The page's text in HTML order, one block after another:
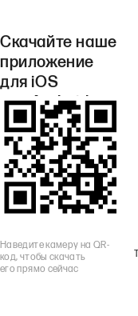
Скачайте наше
приложение
для iOS
или Android.
Наведите камеру на QR-
код, чтобы скачать
его прямо сейчас